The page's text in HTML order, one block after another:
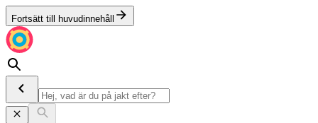
Fortsätt till huvudinnehåll